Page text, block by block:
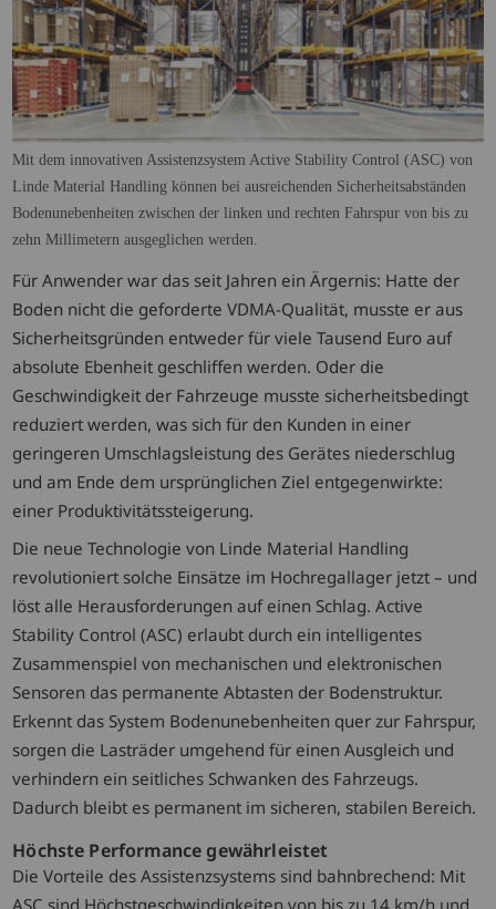
Mit dem innovativen Assistenzsystem Active Stability Control (ASC) von
Linde Material Handling können bei ausreichenden Sicherheitsabständen
Bodenunebenheiten zwischen der linken und rechten Fahrspur von bis zu
zehn Millimetern ausgeglichen werden.
Für Anwender war das seit Jahren ein Ärgernis: Hatte der
Boden nicht die geforderte VDMA-Qualität, musste er aus
Sicherheitsgründen entweder für viele Tausend Euro auf
absolute Ebenheit geschliffen werden. Oder die
Geschwindigkeit der Fahrzeuge musste sicherheitsbedingt
reduziert werden, was sich für den Kunden in einer
geringeren Umschlagsleistung des Gerätes niederschlug
und am Ende dem ursprünglichen Ziel entgegenwirkte:
einer Produktivitätssteigerung.
Die neue Technologie von Linde Material Handling
revolutioniert solche Einsätze im Hochregallager jetzt – und
löst alle Herausforderungen auf einen Schlag. Active
Stability Control (ASC) erlaubt durch ein intelligentes
Zusammenspiel von mechanischen und elektronischen
Sensoren das permanente Abtasten der Bodenstruktur.
Erkennt das System Bodenunebenheiten quer zur Fahrspur,
sorgen die Lasträder umgehend für einen Ausgleich und
verhindern ein seitliches Schwanken des Fahrzeugs.
Dadurch bleibt es permanent im sicheren, stabilen Bereich.
Höchste Performance gewährleistet
Die Vorteile des Assistenzsystems sind bahnbrechend: Mit
ASC sind Höchstgeschwindigkeiten von bis zu 14 km/h und